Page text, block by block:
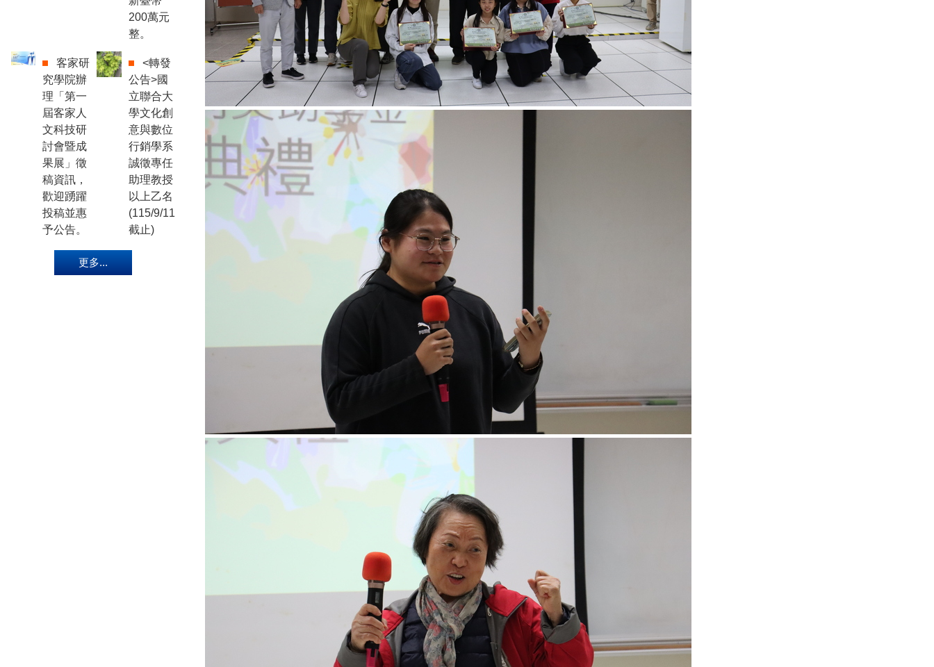
200萬元
整。
客家研
究學院辦
理「第一
屆客家人
文科技研
討會暨成
果展」徵
稿資訊，
歡迎踴躍
投稿並惠
予公告。
<轉發
公告>國
立聯合大
學文化創
意與數位
行銷學系
誠徵專任
助理教授
以上乙名
(115/9/11
截止)
更多...